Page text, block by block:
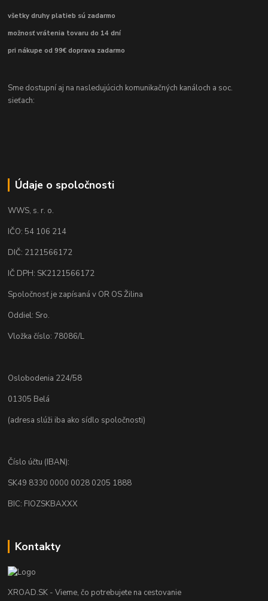
všetky druhy platieb sú zadarmo
možnosť vrátenia tovaru do 14 dní
pri nákupe od 99€ doprava zadarmo
Sme dostupní aj na nasledujúcich komunikačných kanáloch a soc.
sieťach:
Údaje o spoločnosti
WWS, s. r. o.
IČO: 54 106 214
DIČ: 2121566172
IČ DPH: SK2121566172
Spoločnosť je zapísaná v OR OS Žilina
Oddiel: Sro.
Vložka číslo: 78086/L
Oslobodenia 224/58
01305 Belá
(adresa slúži iba ako sídlo spoločnosti)
Číslo účtu (IBAN):
SK49 8330 0000 0028 0205 1888
BIC: FIOZSKBAXXX
Kontakty
XROAD.SK - Vieme, čo potrebujete na cestovanie